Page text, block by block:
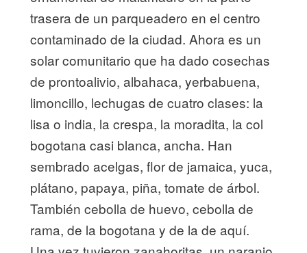
trasera de un parqueadero en el centro
contaminado de la ciudad. Ahora es un
solar comunitario que ha dado cosechas
de prontoalivio, albahaca, yerbabuena,
limoncillo, lechugas de cuatro clases: la
lisa o india, la crespa, la moradita, la col
bogotana casi blanca, ancha. Han
sembrado acelgas, flor de jamaica, yuca,
plátano, papaya, piña, tomate de árbol.
También cebolla de huevo, cebolla de
rama, de la bogotana y de la de aquí.